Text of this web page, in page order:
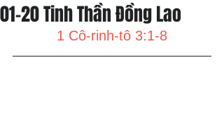
01-20 Tinh Thần Đồng Lao
1 Cô-rinh-tô 3:1-8